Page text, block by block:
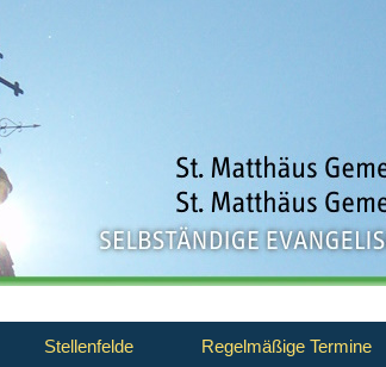
Stellenfelde Regelmäßige Termine